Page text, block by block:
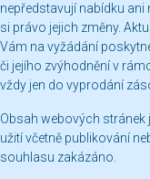
nepředstavují nabídku
si právo jejich změny.
Vám na vyžádání
či jejího zvýhodnění v
vždy jen do vyprodání
Obsah webových
užití včetně publikování
souhlasu zakázáno.